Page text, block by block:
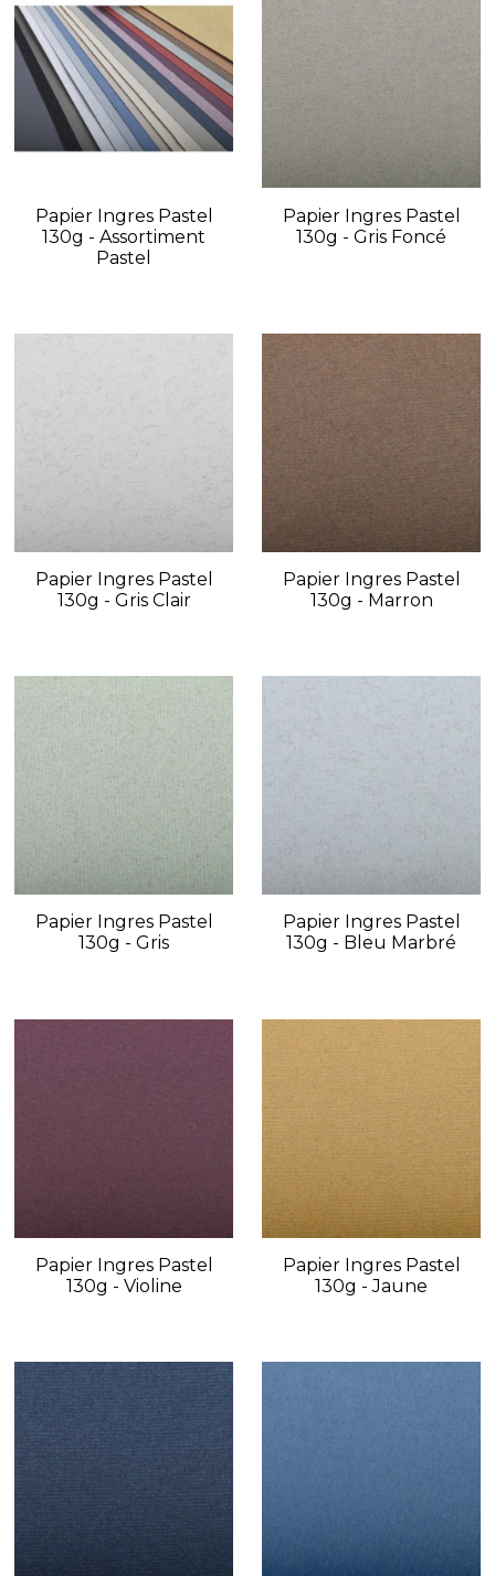
Papier Ingres Pastel
130g - Assortiment
Pastel
Papier Ingres Pastel
130g - Gris Foncé
Papier Ingres Pastel
130g - Gris Clair
Papier Ingres Pastel
130g - Marron
Papier Ingres Pastel
130g - Gris
Papier Ingres Pastel
130g - Bleu Marbré
Papier Ingres Pastel
130g - Violine
Papier Ingres Pastel
130g - Jaune